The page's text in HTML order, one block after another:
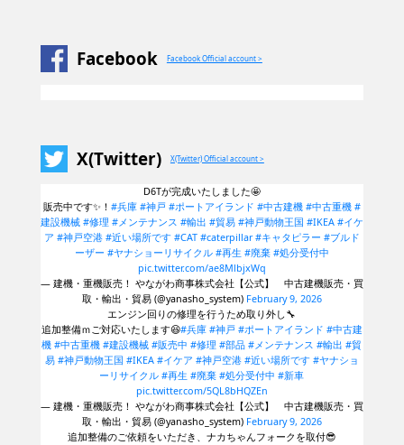
Facebook Facebook Official account >
X(Twitter) X(Twitter) Official account >
D6Tが完成いたしました🤩
販売中です✨！ #兵庫 #神戸 #ポートアイランド #中古建機 #中古重機 #
建設機械 #修理 #メンテナンス #輸出 #貿易 #神戸動物王国 #IKEA #イケ
ア #神戸空港 #近い場所です #CAT #caterpillar #キャタピラー #ブルド
ーザー #ヤナショーリサイクル #再生 #廃棄 #処分受付中
pic.twitter.com/ae8MlbjxWq
— 建機・重機販売！ やながわ商事株式会社【公式】 中古建機販売・買
取・輸出・貿易 (@yanasho_system) February 9, 2026
エンジン回りの修理を行うため取り外し🔧
追加整備ｍご対応いたします😆#兵庫 #神戸 #ポートアイランド #中古建
機 #中古重機 #建設機械 #販売中 #修理 #部品 #メンテナンス #輸出 #貿
易 #神戸動物王国 #IKEA #イケア #神戸空港 #近い場所です #ヤナショ
ーリサイクル #再生 #廃棄 #処分受付中 #新車
pic.twitter.com/5QL8bHQZEn
— 建機・重機販売！ やながわ商事株式会社【公式】 中古建機販売・買
取・輸出・貿易 (@yanasho_system) February 9, 2026
追加整備のご依頼をいただき、ナカちゃんフォークを取付😎